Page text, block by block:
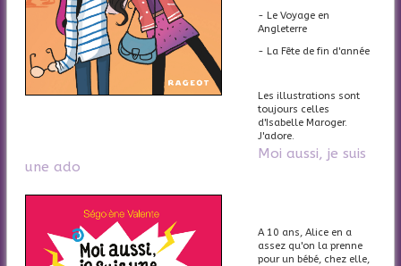
- Le Voyage en
Angleterre
- La Fête de fin d'année
Les illustrations sont
toujours celles
d'Isabelle Maroger.
J'adore.
Moi aussi, je suis
une ado
A 10 ans, Alice en a
assez qu'on la prenne
pour un bébé, chez elle,